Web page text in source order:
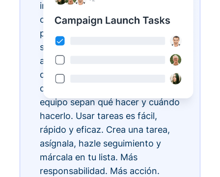
interminables? Hazlas realidad
con Donorbox Tasks. Ahora
puedes organizar, priorizar y
simplificar todas tus tareas
administrativas diarias, todo
dentro del ecosistema CRM, para
que todos los miembros de tu
equipo sepan qué hacer y cuándo
hacerlo. Usar tareas es fácil,
rápido y eficaz. Crea una tarea,
asígnala, hazle seguimiento y
márcala en tu lista. Más
responsabilidad. Más acción.